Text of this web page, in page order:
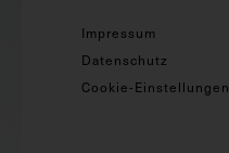
Impressum
Datenschutz
Cookie-Einstellungen